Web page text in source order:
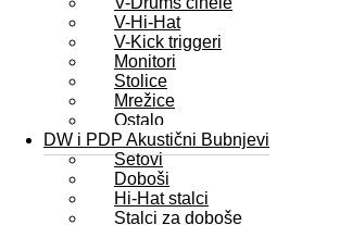
V-Hi-Hat
V-Kick triggeri
Monitori
Stolice
Mrežice
Ostalo
DW i PDP Akustični Bubnjevi
Setovi
Doboši
Hi-Hat stalci
Stalci za doboše